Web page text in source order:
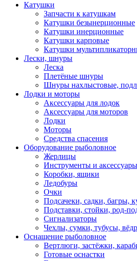
Катушки
Запчасти к катушкам
Катушки безынерционные
Катушки инерционные
Катушки карповые
Катушки
Лески, шнуры
Леска
Плетёные шнуры
Шнуры нахлыстовые,
Лодки и моторы
Аксессуары для лодок
Аксессуары для моторов
Лодки
Моторы
Средства спасения
Оборудование рыболовное
Жерлицы
Инструменты и
Коробки, ящики
Ледобуры
Очки
Подсачеки, садки, багры,
Подставки, стойки, род-
Сигнализаторы
Чехлы, сумки, тубусы,
Оснащение рыболовное
Вертлюги, застёжки,
Готовые оснастки